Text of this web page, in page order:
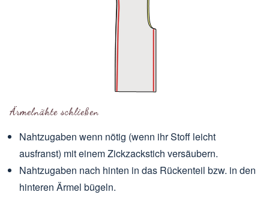
Ärmelnähte schließen
Nahtzugaben wenn nötig (wenn ihr Stoff leicht
ausfranst) mit einem Zickzackstich versäubern.
Nahtzugaben nach hinten in das Rückenteil bzw. in den
hinteren Ärmel bügeln.